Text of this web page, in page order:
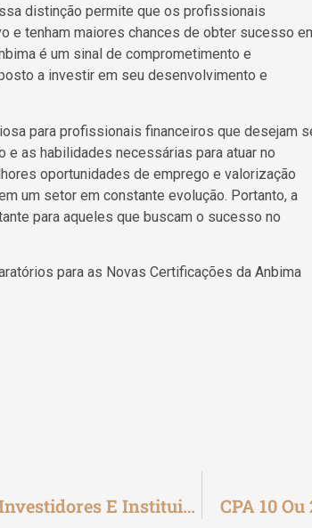
distinção permite que os profissionais
e tenham maiores chances de obter sucesso
é um sinal de comprometimento e
a investir em seu desenvolvimento e
para profissionais financeiros que desejam
e as habilidades necessárias para atuar no
oportunidades de emprego e valorização
um setor em constante evolução. Portanto, a
para aqueles que buscam o sucesso no
para as Novas Certificações da Anbima
Melhores Práticas: Como Beneficiam Investidores E Instituições CPA 10